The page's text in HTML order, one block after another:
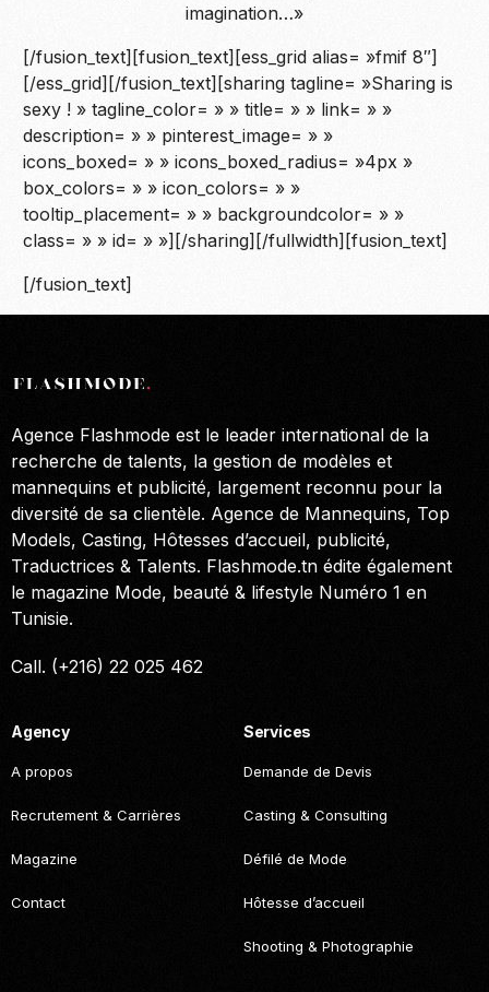
imagination…»
[/fusion_text][fusion_text][ess_grid alias= »fmif 8″]
[/ess_grid][/fusion_text][sharing tagline= »Sharing is
sexy ! » tagline_color= » » title= » » link= » »
description= » » pinterest_image= » »
icons_boxed= » » icons_boxed_radius= »4px »
box_colors= » » icon_colors= » »
tooltip_placement= » » backgroundcolor= » »
class= » » id= » »][/sharing][/fullwidth][fusion_text]
[/fusion_text]
Agence Flashmode est le leader international de la
recherche de talents, la gestion de modèles et
mannequins et publicité, largement reconnu pour la
diversité de sa clientèle. Agence de Mannequins, Top
Models, Casting, Hôtesses d’accueil, publicité,
Traductrices & Talents. Flashmode.tn édite également
le magazine Mode, beauté & lifestyle Numéro 1 en
Tunisie.
Call. (+216) 22 025 462
Agency
A propos
Recrutement & Carrières
Magazine
Contact
Services
Demande de Devis
Casting & Consulting
Défilé de Mode
Hôtesse d’accueil
Shooting & Photographie